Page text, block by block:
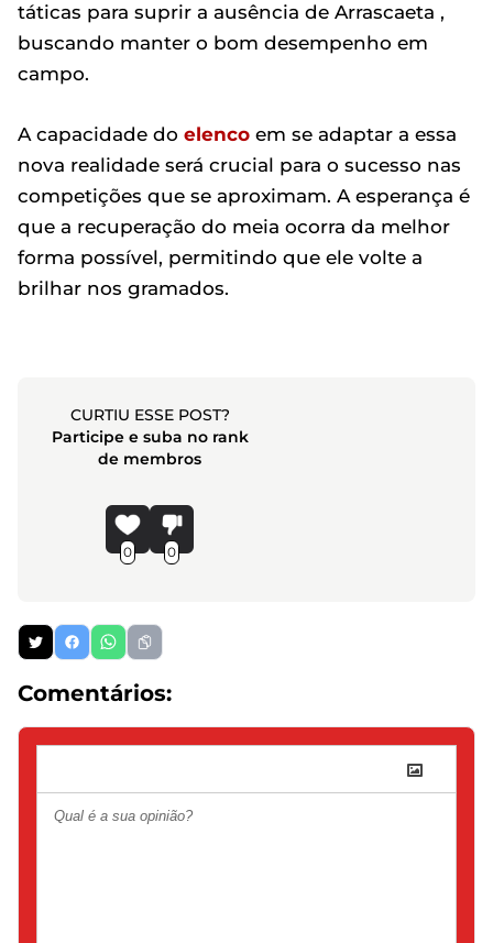
táticas para suprir a ausência de Arrascaeta ,
buscando manter o bom desempenho em
campo.
A capacidade do elenco em se adaptar a essa
nova realidade será crucial para o sucesso nas
competições que se aproximam. A esperança é
que a recuperação do meia ocorra da melhor
forma possível, permitindo que ele volte a
brilhar nos gramados.
CURTIU ESSE POST?
Participe e suba no rank
de membros
0 0
Comentários: